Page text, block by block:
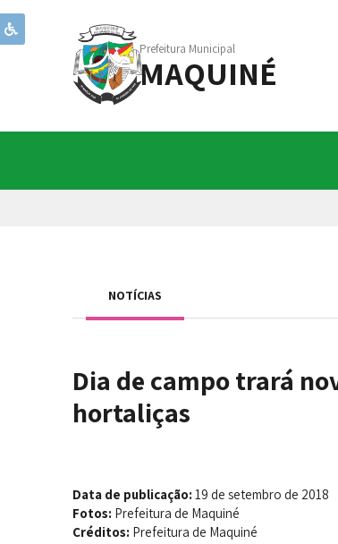
Prefeitura Municipal
MAQUINÉ
NOTÍCIAS
Dia de campo trará
hortaliças
Data de publicação: 19 de setembro de 2018
Fotos: Prefeitura de Maquiné
Créditos: Prefeitura de Maquiné